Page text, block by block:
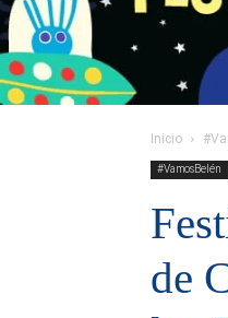
Inicio
#VamosBelén
de